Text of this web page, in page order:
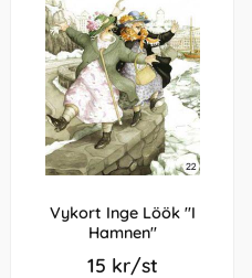
Vykort Inge Löök "I
Hamnen"
15 kr/st